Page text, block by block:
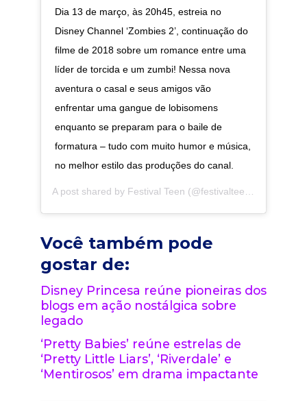
Dia 13 de março, às 20h45, estreia no
Disney Channel ‘Zombies 2’, continuação do
filme de 2018 sobre um romance entre uma
líder de torcida e um zumbi! Nessa nova
aventura o casal e seus amigos vão
enfrentar uma gangue de lobisomens
enquanto se preparam para o baile de
formatura – tudo com muito humor e música,
no melhor estilo das produções do canal.
A post shared by Festival Teen (@festivalteen) on
Você também pode
gostar de:
Disney Princesa reúne pioneiras dos
blogs em ação nostálgica sobre
legado
‘Pretty Babies’ reúne estrelas de
‘Pretty Little Liars’, ‘Riverdale’ e
‘Mentirosos’ em drama impactante